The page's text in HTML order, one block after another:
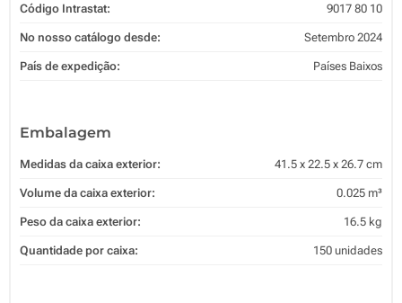
Código Intrastat: 9017 80 10
No nosso catálogo desde: Setembro 2024
País de expedição: Países Baixos
Embalagem
Medidas da caixa exterior: 41.5 x 22.5 x 26.7 cm
Volume da caixa exterior: 0.025 m³
Peso da caixa exterior: 16.5 kg
Quantidade por caixa: 150 unidades